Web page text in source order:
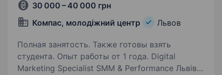
30 000 – 40 000 грн
Компас, молодіжний центр
Львов
Полная занятость. Также готовы взять
студента. Опыт работы от 1 года. Digital
Marketing Specialist SMM & Performance Львів |